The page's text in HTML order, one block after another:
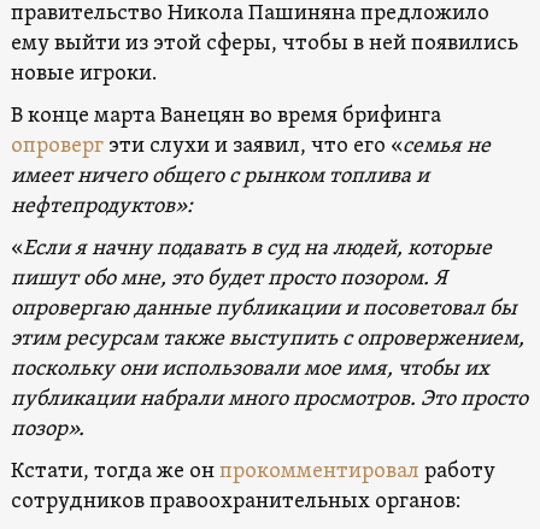
правительство Никола Пашиняна предложило
ему выйти из этой сферы, чтобы в ней появились
новые игроки.
В конце марта Ванецян во время брифинга
опровергэти слухи и заявил, что его «семья не
имеет ничего общего с рынком топлива и
нефтепродуктов»:
«Если я начну подавать в суд на людей, которые
пишут обо мне, это будет просто позором. Я
опровергаю данные публикации и посоветовал бы
этим ресурсам также выступить с опровержением,
поскольку они использовали мое имя, чтобы их
публикации набрали много просмотров. Это просто
позор».
Кстати, тогда же онпрокомментировал работу
сотрудников правоохранительных органов: